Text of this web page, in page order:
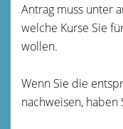
Antrag muss unter
welche Kurse Sie
wollen.
Wenn Sie die
nachweisen, haben